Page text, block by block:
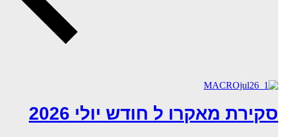
סקירת מאקרו ל חודש יולי 2026